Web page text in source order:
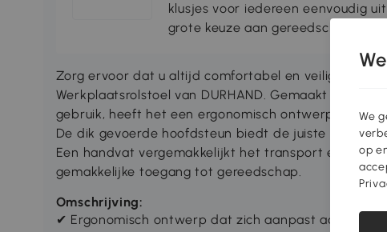
klusjes voor iedereen eenvoudig
grote keuze aan gereedschappen
Zorg ervoor dat u altijd comfortabel en veilig onder
Werkplaatsrolstoel van DURHAND. Gemaakt van
gebruik, heeft het een ergonomisch ontwerp dat
De dik gevoerde hoofdsteun biedt de juiste
Een handvat vergemakkelijkt het transport en twee
gemakkelijke toegang tot gereedschap.
Omschrijving:
✔ Ergonomisch ontwerp dat zich aanpast aan de
We
op